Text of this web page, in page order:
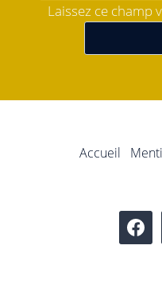
Laissez ce champ
Accueil